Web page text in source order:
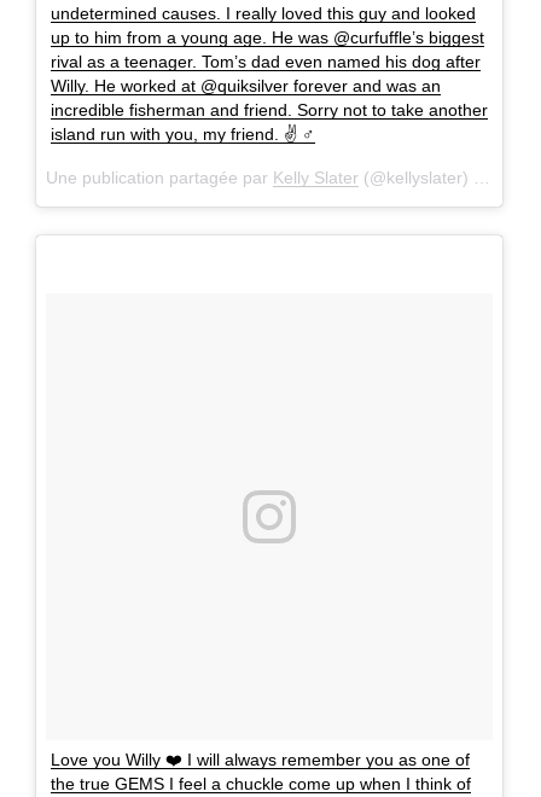
undetermined causes. I really loved this guy and looked
up to him from a young age. He was @curfuffle’s biggest
rival as a teenager. Tom’s dad even named his dog after
Willy. He worked at @quiksilver forever and was an
incredible fisherman and friend. Sorry not to take another
island run with you, my friend. ✌ ‍♂️
Une publication partagée par Kelly Slater (@kellyslater) le
Love you Willy ❤️ I will always remember you as one of
the true GEMS I feel a chuckle come up when I think of